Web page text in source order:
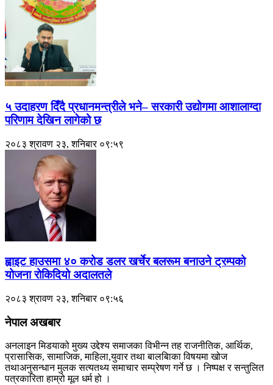
५ उदाहरण दिँदै प्रधानमन्त्रीले भने– सरकारी उद्योगमा आशालाग्दा
परिणाम देखिन लागेको छ
२०८३ श्रावण २३, शनिबार ०९:५९
ह्वाइट हाउसमा ४० करोड डलर खर्चेर बलरूम बनाउने ट्रम्पको
योजना रोकिदियो अदालतले
२०८३ श्रावण २३, शनिबार ०९:५६
नेपाल अखबार
अनलाइन मिडयाको मुख्य उद्देश्य समाजका विभीन्न तह राजनीतिक, आर्थिक,
प्रासासिक, सामाजिक, माहिला,युवार तथा बालबािका विषयमा खोज
तथाअनुसन्धान मुलक सत्यतथ्य समाचार सम्प्रेषण गर्ने छ । निष्पक्ष र सन्तुलित
पत्रकारिता हाम्रो मूल धर्म हो ।